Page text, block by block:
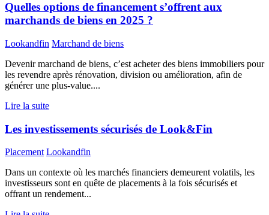
Quelles options de financement s’offrent aux
marchands de biens en 2025 ?
Lookandfin Marchand de biens
Devenir marchand de biens, c’est acheter des biens immobiliers pour
les revendre après rénovation, division ou amélioration, afin de
générer une plus-value....
Lire la suite
Les investissements sécurisés de Look&Fin
Placement Lookandfin
Dans un contexte où les marchés financiers demeurent volatils, les
investisseurs sont en quête de placements à la fois sécurisés et
offrant un rendement...